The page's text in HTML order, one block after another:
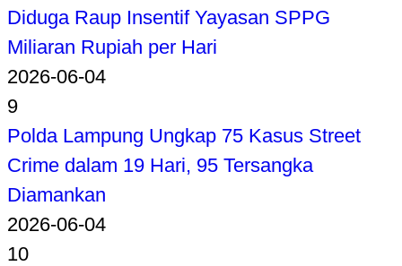
Diduga Raup Insentif Yayasan SPPG
Miliaran Rupiah per Hari
2026-06-04
9
Polda Lampung Ungkap 75 Kasus Street
Crime dalam 19 Hari, 95 Tersangka
Diamankan
2026-06-04
10